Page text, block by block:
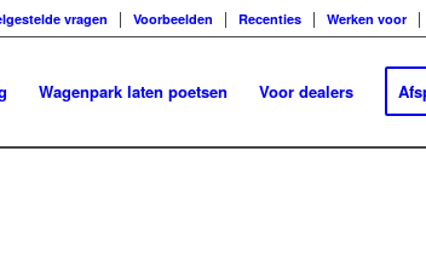
vragen Voorbeelden Recenties Werken voor
Wagenpark laten poetsen Voor dealers